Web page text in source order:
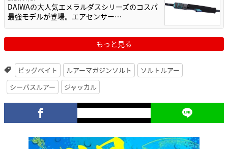
DAIWAの大人気エメラルダスシリーズのコスパ
最強モデルが登場。エアセンサー…
もっと見る
ビッグベイト ルアーマガジンソルト
ソルトルアー
シーバスルアー
ジャッカル